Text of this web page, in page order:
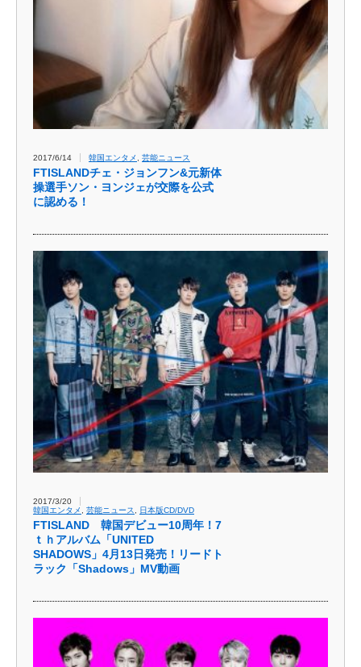
2017/6/14 韓国エンタメ 芸能ニュース
FTISLANDチェ・ジョンフン&元新体
操選手ソン・ヨンジェが交際を公式
に認める！
2017/3/20
韓国エンタメ
芸能ニュース 日本版CD/DVD
FTISLAND 韓国デビュー10周年！7
ｔｈアルバム「UNITED
SHADOWS」4月13日発売！リードト
ラック「Shadows」MV動画